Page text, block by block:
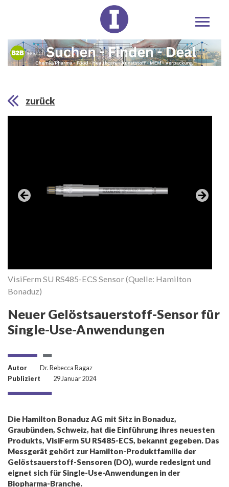
zurück
VisiFerm SU RS485-ECS Sensor (Quelle: Hamilton
Bonaduz)
Neuer Gelöstsauerstoff-Sensor für
Single-Use-Anwendungen
Autor
Dr. Rebecca Ragaz
Publiziert
29 Januar 2024
Die Hamilton Bonaduz AG mit Sitz in Bonaduz,
Graubünden, Schweiz, hat die Einführung ihres neuesten
Produkts, VisiFerm SU RS485-ECS, bekannt gegeben. Das
Messgerät gehört zur Hamilton-Produktfamilie der
Gelöstsauerstoff-Sensoren (DO), wurde redesignt und
eignet sich für Single-Use-Anwendungen in der
Biopharma-Branche.